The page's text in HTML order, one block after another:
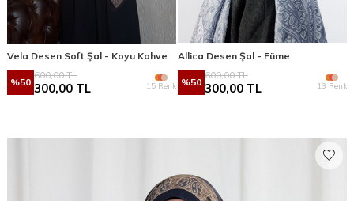
Vela Desen Soft Şal - Koyu Kahve
%50
600,00TL
300,00 TL 15 Renk
Allica Desen Şal - Füme
%50
600,00TL
300,00 TL 13 Renk